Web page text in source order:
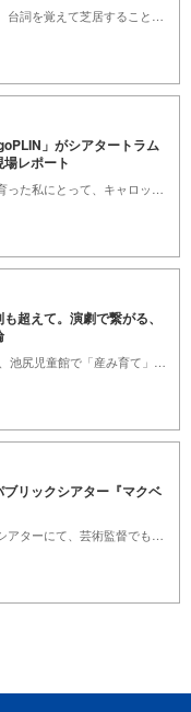
」がシアタートラム
レポート
超えて。演劇で繋がる、
ブリックシアター『マクベ